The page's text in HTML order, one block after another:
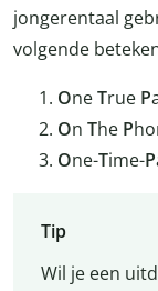
jongerentaal
volgende
OneTrue P
On The P
One-Time-P
Tip
Wil je een